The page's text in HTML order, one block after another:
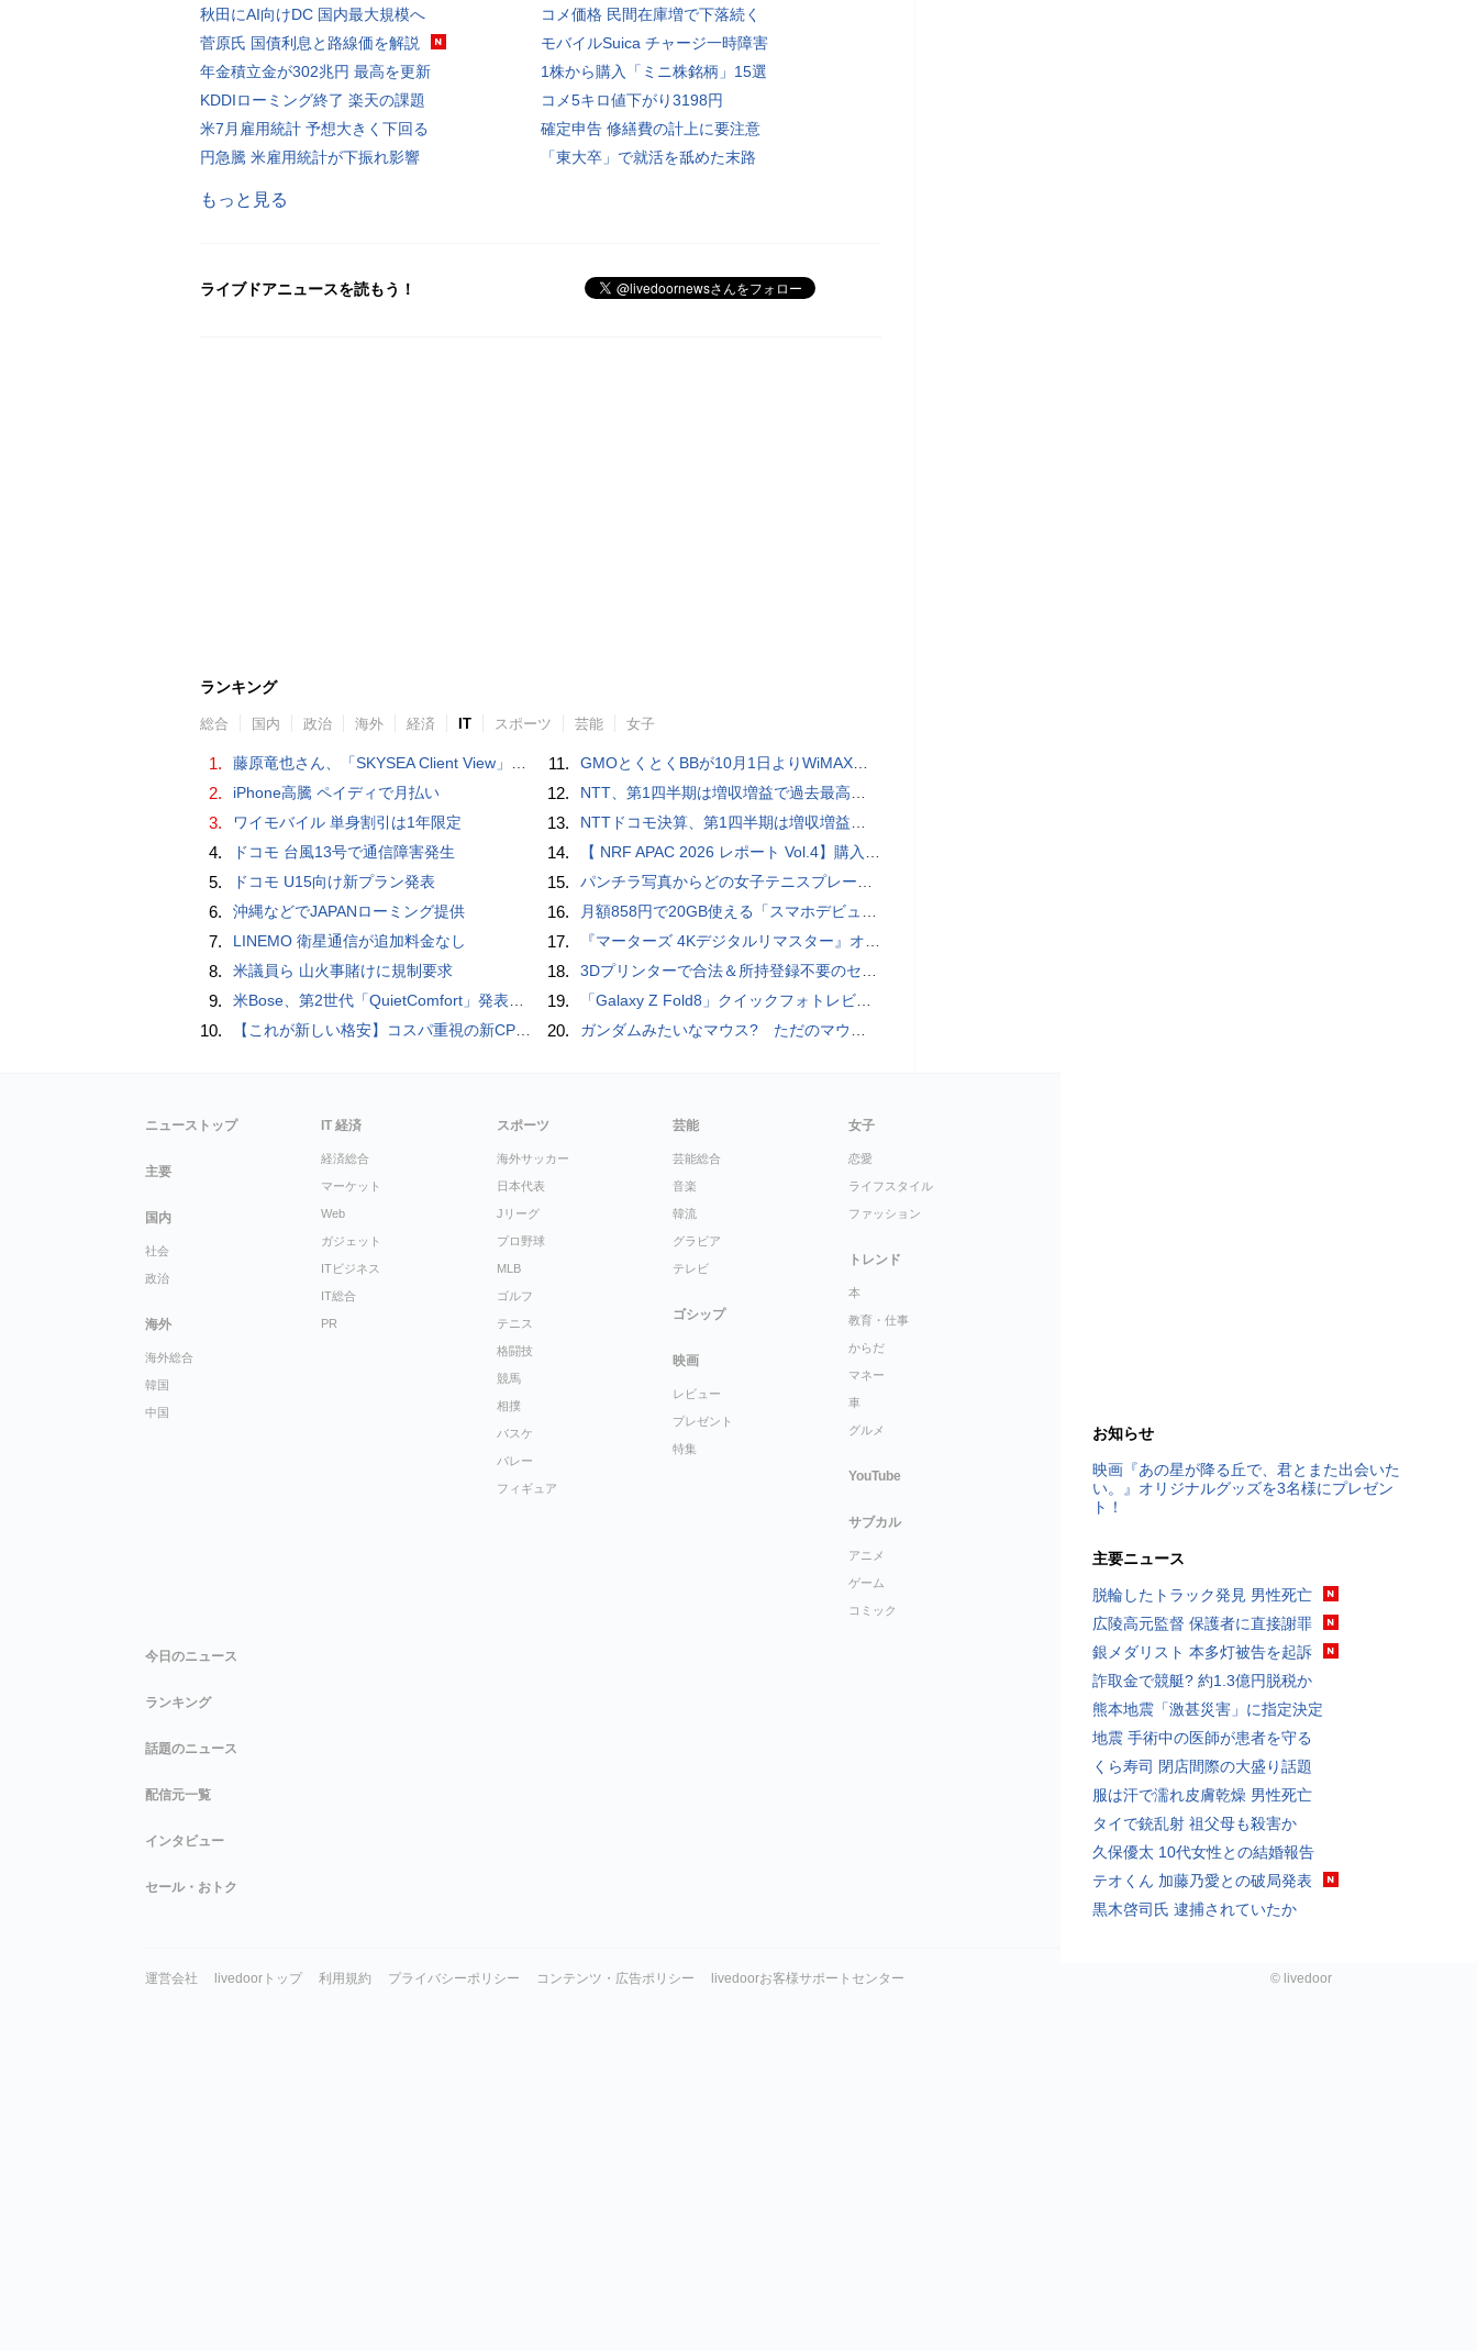
秋田にAI向けDC 国内最大規模へ
菅原氏 国債利息と路線価を解説
年金積立金が302兆円 最高を更新
KDDIローミング終了 楽天の課題
米7月雇用統計 予想大きく下回る
円急騰 米雇用統計が下振れ影響
コメ価格 民間在庫増で下落続く
モバイルSuica チャージ一時障害
1株から購入「ミニ株銘柄」15選
コメ5キロ値下がり3198円
確定申告 修繕費の計上に要注意
「東大卒」で就活を舐めた末路
もっと見る
ライブドアニュースを読もう！
ランキング
総合 国内 政治 海外 経済 IT スポーツ 芸能 女子
1. 藤原竜也さん、「SKYSEA Client View」新CMで「AI労務改善」をアピール 働き方をAIが分析したら「すぐに休んで」と言われる？
2. iPhone高騰 ペイディで月払い
3. ワイモバイル 単身割引は1年限定
4. ドコモ 台風13号で通信障害発生
5. ドコモ U15向け新プラン発表
6. 沖縄などでJAPANローミング提供
7. LINEMO 衛星通信が追加料金なし
8. 米議員ら 山火事賭けに規制要求
9. 米Bose、第2世代「QuietComfort」発表 ノイキャン強化、メガネ着用時の低下を抑制
10. 【これが新しい格安】コスパ重視の新CPUを搭載した「 Beelink EQi Wildcat Lake Core 3 304」をレビューします。なんと10G LANも搭載していますよ
11. GMOとくとくBBが10月1日よりWiMAXなど月額605円値上げ！全6種の重要変更を徹底解説
12. NTT、第1四半期は増収増益で過去最高 IOWNや分散GPUの取り組みを説明
13. NTTドコモ決算、第1四半期は増収増益 通信収入に底打ちの兆し、金融・AIを強化
14. 【 NRF APAC 2026 レポート Vol.4】購入の瞬間に眠る価値 Transaction Momentとリテールの次の成長戦略
15. パンチラ写真からどの女子テニスプレーヤーのものなのか当てるクイズ「Tennis Upskirts」
16. 月額858円で20GB使える「スマホデビュープラン U15」ドコモが提供、ahamoも割引になる親子割も
17. 『マーターズ 4Kデジタルリマスター』オールナイト上映、鬼畜な併映作品が決定 全部観たら“生還証”をプレゼント［ホラー通信］
18. 3Dプリンターで合法＆所持登録不要のセミオートマチック銃を自作、発砲試験にも成功した猛者が登場
19. 「Galaxy Z Fold8」クイックフォトレビュー
20. ガンダムみたいなマウス? ただのマウスとは違うのだよ1944通りの形状に変更できる驚異のマウス
お知らせ
映画『あの星が降る丘で、君とまた出会いた
い。』オリジナルグッズを3名様にプレゼン
ト！
主要ニュース
脱輪したトラック発見 男性死亡
広陵高元監督 保護者に直接謝罪
銀メダリスト 本多灯被告を起訴
詐取金で競艇? 約1.3億円脱税か
熊本地震「激甚災害」に指定決定
地震 手術中の医師が患者を守る
くら寿司 閉店間際の大盛り話題
服は汗で濡れ皮膚乾燥 男性死亡
タイで銃乱射 祖父母も殺害か
久保優太 10代女性との結婚報告
テオくん 加藤乃愛との破局発表
黒木啓司氏 逮捕されていたか
ニューストップ
主要
国内
社会
政治
海外
海外総合
韓国
中国
IT 経済
経済総合
マーケット
Web
ガジェット
ITビジネス
IT総合
PR
スポーツ
海外サッカー
日本代表
Jリーグ
プロ野球
MLB
ゴルフ
テニス
格闘技
競馬
相撲
バスケ
バレー
フィギュア
芸能
芸能総合
音楽
韓流
グラビア
テレビ
ゴシップ
映画
レビュー
プレゼント
特集
女子
恋愛
ライフスタイル
ファッション
トレンド
本
教育・仕事
からだ
マネー
車
グルメ
YouTube
サブカル
アニメ
ゲーム
コミック
今日のニュース
ランキング
話題のニュース
配信元一覧
インタビュー
セール・おトク
運営会社 livedoorトップ 利用規約 プライバシーポリシー コンテンツ・広告ポリシー livedoorお客様サポートセンター © livedoor